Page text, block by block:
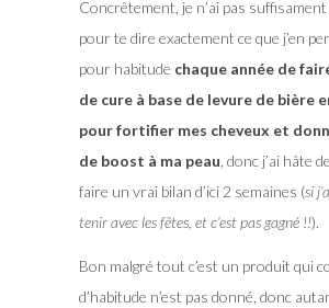
Concrêtement, je n’ai pas
pour te dire exactement ce que j’en
pour habitude chaque année de
de cure à base de levure de bière
pour fortifier mes cheveux et
de boost à ma peau , donc j’ai hâte
faire un vrai bilan d’ici 2 semaines (si
tenir avec les fêtes, et c’est pas gagné !!).
Bon malgré tout c’est un produit qui
d’habitude n’est pas donné, donc